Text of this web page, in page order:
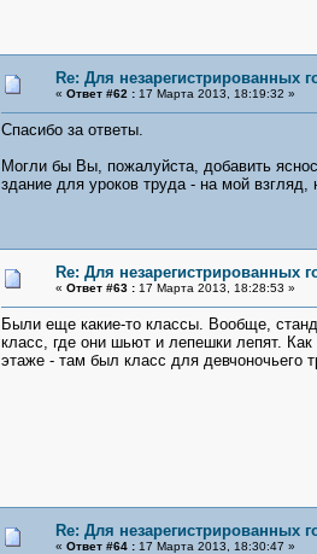
Re: Для незарегистрированных
« Ответ #62 :17 Марта 2013, 18:19:32 »
Спасибо за ответы.
Могли бы Вы, пожалуйста, добавить
здание для уроков труда - на мой взгляд,
Re: Для незарегистрированных
« Ответ #63 :17 Марта 2013, 18:28:53 »
Были еще какие-то классы. Вообще,
класс, где они шьют и лепешки лепят.
этаже - там был класс для девчоночьего
Re: Для незарегистрированных
« Ответ #64 :17 Марта 2013, 18:30:47 »